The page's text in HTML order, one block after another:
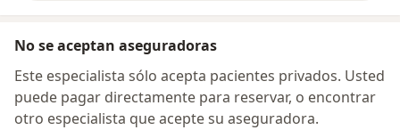
No se aceptan aseguradoras
Este especialista sólo acepta pacientes privados. Usted
puede pagar directamente para reservar, o encontrar
otro especialista que acepte su aseguradora.